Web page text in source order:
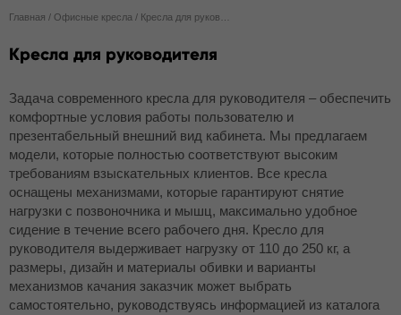
Главная / Офисные кресла /
Кресла для руководителя
Задача современного кресла для руководителя – обеспечить
комфортные условия работы пользователю и
презентабельный внешний вид кабинета. Мы предлагаем
модели, которые полностью соответствуют высоким
требованиям взыскательных клиентов. Все кресла
оснащены механизмами, которые гарантируют снятие
нагрузки с позвоночника и мышц, максимально удобное
сидение в течение всего рабочего дня. Кресло для
руководителя выдерживает нагрузку от 110 до 250 кг, а
размеры, дизайн и материалы обивки и варианты
механизмов качания заказчик может выбрать
самостоятельно, руководствуясь информацией из каталога